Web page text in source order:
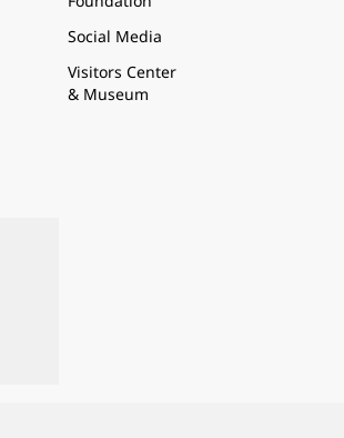
Social Media
Visitors Center
& Museum